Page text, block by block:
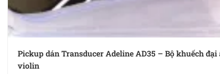
Pickup dán Transducer Adeline AD35 – Bộ khuếch
violin